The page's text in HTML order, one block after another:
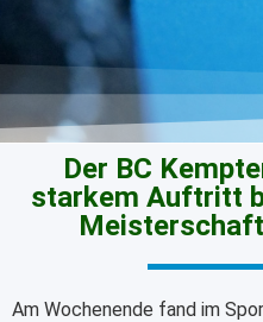
Der BC
starkem Auftritt
Am Wochenende fand im